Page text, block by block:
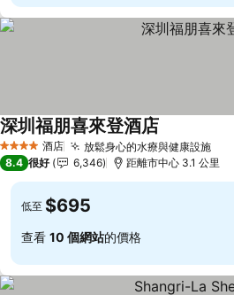
4 星級 酒店 放鬆身心的水療與健康設施
深圳福朋喜來登酒店
8.4 很好 6,346 距離市中心 3.1 公里
低至 $695
查看 10 個網站的價格